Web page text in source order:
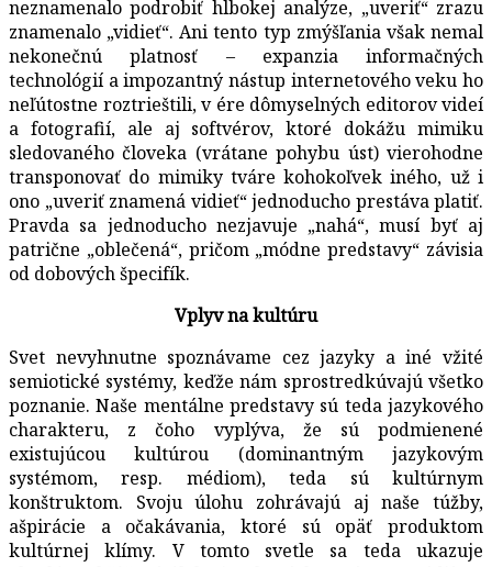
neznamenalo podrobiť hlbokej analýze, „uveriť“ zrazu
znamenalo „vidieť“. Ani tento typ zmýšľania však nemal
nekonečnú platnosť – expanzia informačných
technológií a impozantný nástup internetového veku ho
neľútostne roztrieštili, v ére dômyselných editorov videí
a fotografií, ale aj softvérov, ktoré dokážu mimiku
sledovaného človeka (vrátane pohybu úst) vierohodne
transponovať do mimiky tváre kohokoľvek iného, už i
ono „uveriť znamená vidieť“ jednoducho prestáva platiť.
Pravda sa jednoducho nezjavuje „nahá“, musí byť aj
patrične „oblečená“, pričom „módne predstavy“ závisia
od dobových špecifík.
Vplyv na kultúru
Svet nevyhnutne spoznávame cez jazyky a iné vžité
semiotické systémy, keďže nám sprostredkúvajú všetko
poznanie. Naše mentálne predstavy sú teda jazykového
charakteru, z čoho vyplýva, že sú podmienené
existujúcou kultúrou (dominantným jazykovým
systémom, resp. médiom), teda sú kultúrnym
konštruktom. Svoju úlohu zohrávajú aj naše túžby,
ašpirácie a očakávania, ktoré sú opäť produktom
kultúrnej klímy. V tomto svetle sa teda ukazuje